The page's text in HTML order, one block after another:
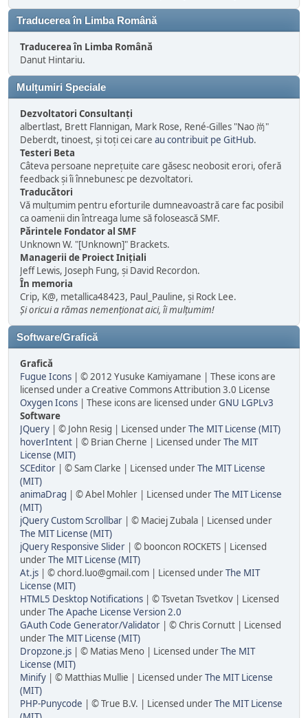
Traducerea în Limba Română
Traducerea în Limba Română
Danut Hintariu.
Mulțumiri Speciale
Dezvoltatori Consultanți
albertlast, Brett Flannigan, Mark Rose, René-Gilles "Nao 尚"
Deberdt, tinoest, și toți cei care au contribuit pe GitHub.
Testeri Beta
Câteva persoane neprețuite care găsesc neobosit erori, oferă
feedback și îi înnebunesc pe dezvoltatori.
Traducători
Vă mulțumim pentru eforturile dumneavoastră care fac posibil
ca oamenii din întreaga lume să folosească SMF.
Părintele Fondator al SMF
Unknown W. "[Unknown]" Brackets.
Managerii de Proiect Iniţiali
Jeff Lewis, Joseph Fung, și David Recordon.
În memoria
Crip, K@, metallica48423, Paul_Pauline, și Rock Lee.
Și oricui a rămas nemenționat aici, îi mulțumim!
Software/Grafică
Grafică
Fugue Icons | © 2012 Yusuke Kamiyamane | These icons are
licensed under a Creative Commons Attribution 3.0 License
Oxygen Icons | These icons are licensed underGNU LGPLv3
Software
JQuery | © John Resig | Licensed underThe MIT License (MIT)
hoverIntent | © Brian Cherne | Licensed underThe MIT
License (MIT)
SCEditor | © Sam Clarke | Licensed underThe MIT License
(MIT)
animaDrag | © Abel Mohler | Licensed underThe MIT License
(MIT)
jQuery Custom Scrollbar | © Maciej Zubala | Licensed under
The MIT License (MIT)
jQuery Responsive Slider | © booncon ROCKETS | Licensed
underThe MIT License (MIT)
At.js | © chord.luo@gmail.com | Licensed underThe MIT
License (MIT)
HTML5 Desktop Notifications | © Tsvetan Tsvetkov | Licensed
underThe Apache License Version 2.0
GAuth Code Generator/Validator | © Chris Cornutt | Licensed
underThe MIT License (MIT)
Dropzone.js | © Matias Meno | Licensed underThe MIT
License (MIT)
Minify | © Matthias Mullie | Licensed underThe MIT License
(MIT)
PHP-Punycode | © True B.V. | Licensed underThe MIT License